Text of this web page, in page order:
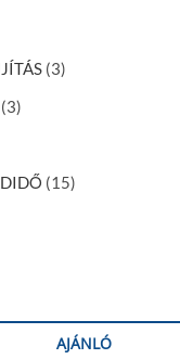
(3)
(15)
AJÁNLÓ